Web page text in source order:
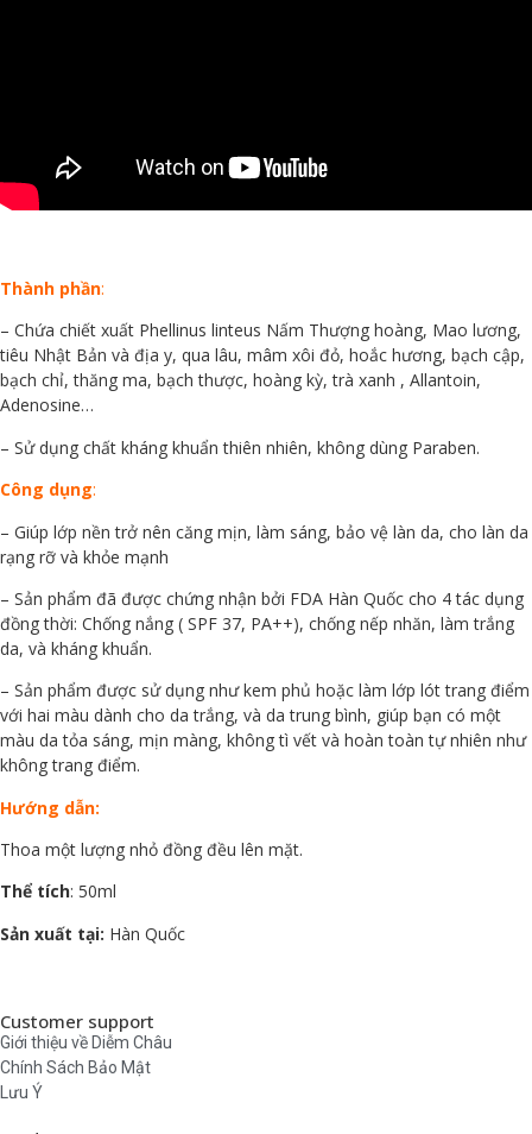
Thành phần:
– Chứa chiết xuất Phellinus linteus Nấm Thượng hoàng, Mao lương,
tiêu Nhật Bản và địa y, qua lâu, mâm xôi đỏ, hoắc hương, bạch cập,
bạch chỉ, thăng ma, bạch thược, hoàng kỳ, trà xanh , Allantoin,
Adenosine…
– Sử dụng chất kháng khuẩn thiên nhiên, không dùng Paraben.
Công dụng:
– Giúp lớp nền trở nên căng mịn, làm sáng, bảo vệ làn da, cho làn da
rạng rỡ và khỏe mạnh
– Sản phẩm đã được chứng nhận bởi FDA Hàn Quốc cho 4 tác dụng
đồng thời: Chống nắng ( SPF 37, PA++), chống nếp nhăn, làm trắng
da, và kháng khuẩn.
– Sản phẩm được sử dụng như kem phủ hoặc làm lớp lót trang điểm
với hai màu dành cho da trắng, và da trung bình, giúp bạn có một
màu da tỏa sáng, mịn màng, không tì vết và hoàn toàn tự nhiên như
không trang điểm.
Hướng dẫn:
Thoa một lượng nhỏ đồng đều lên mặt.
Thể tích: 50ml
Sản xuất tại: Hàn Quốc
Customer support
Giới thiệu về Diễm Châu
Chính Sách Bảo Mật
Lưu Ý